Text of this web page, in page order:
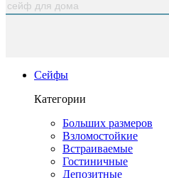
Сейфы
Категории
Больших размеров
Взломостойкие
Встраиваемые
Гостиничные
Депозитные